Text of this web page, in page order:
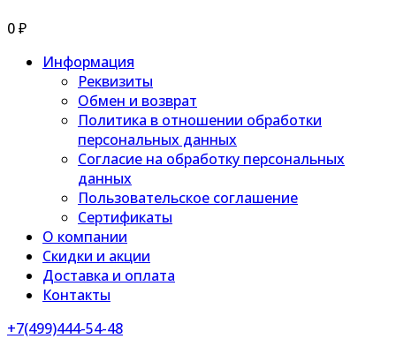
0₽
Информация
Реквизиты
Обмен и возврат
Политика в отношении обработки
персональных данных
Согласие на обработку персональных
данных
Пользовательское соглашение
Сертификаты
О компании
Скидки и акции
Доставка и оплата
Контакты
+7(499)444-54-48